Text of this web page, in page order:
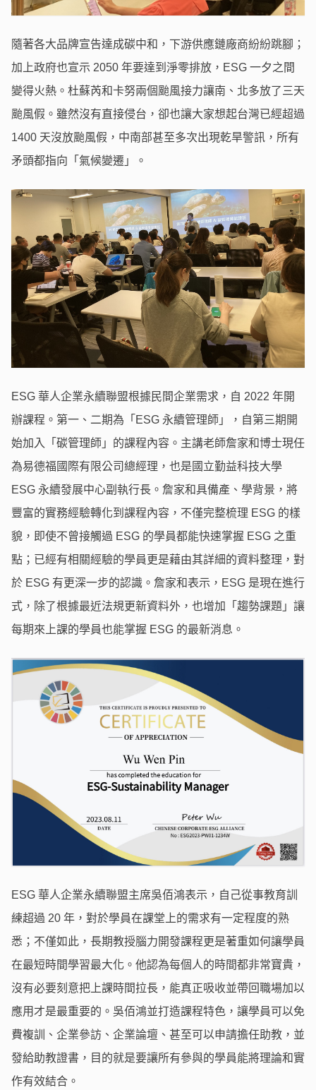
隨著各大品牌宣告達成碳中和，下游供應鏈廠商紛紛跳腳；
加上政府也宣示 2050 年要達到淨零排放，ESG 一夕之間
變得火熱。杜蘇芮和卡努兩個颱風接力讓南、北多放了三天
颱風假。雖然沒有直接侵台，卻也讓大家想起台灣已經超過
1400 天沒放颱風假，中南部甚至多次出現乾旱警訊，所有
矛頭都指向「氣候變遷」。
ESG 華人企業永續聯盟根據民間企業需求，自 2022 年開
辦課程。第一、二期為「ESG 永續管理師」，自第三期開
始加入「碳管理師」的課程內容。主講老師詹家和博士現任
為易德福國際有限公司總經理，也是國立勤益科技大學
ESG 永續發展中心副執行長。詹家和具備產、學背景，將
豐富的實務經驗轉化到課程內容，不僅完整梳理 ESG 的樣
貌，即使不曾接觸過 ESG 的學員都能快速掌握 ESG 之重
點；已經有相關經驗的學員更是藉由其詳細的資料整理，對
於 ESG 有更深一步的認識。詹家和表示，ESG 是現在進行
式，除了根據最近法規更新資料外，也增加「趨勢課題」讓
每期來上課的學員也能掌握 ESG 的最新消息。
ESG 華人企業永續聯盟主席吳佰鴻表示，自己從事教育訓
練超過 20 年，對於學員在課堂上的需求有一定程度的熟
悉；不僅如此，長期教授腦力開發課程更是著重如何讓學員
在最短時間學習最大化。他認為每個人的時間都非常寶貴，
沒有必要刻意把上課時間拉長，能真正吸收並帶回職場加以
應用才是最重要的。吳佰鴻並打造課程特色，讓學員可以免
費複訓、企業參訪、企業論壇、甚至可以申請擔任助教，並
發給助教證書，目的就是要讓所有參與的學員能將理論和實
作有效結合。